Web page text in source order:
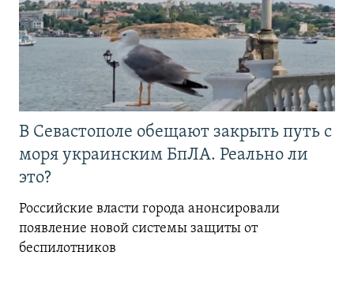
В Севастополе обещают закрыть путь с
моря украинским БпЛА. Реально ли
это?
Российские власти города анонсировали
появление новой системы защиты от
беспилотников